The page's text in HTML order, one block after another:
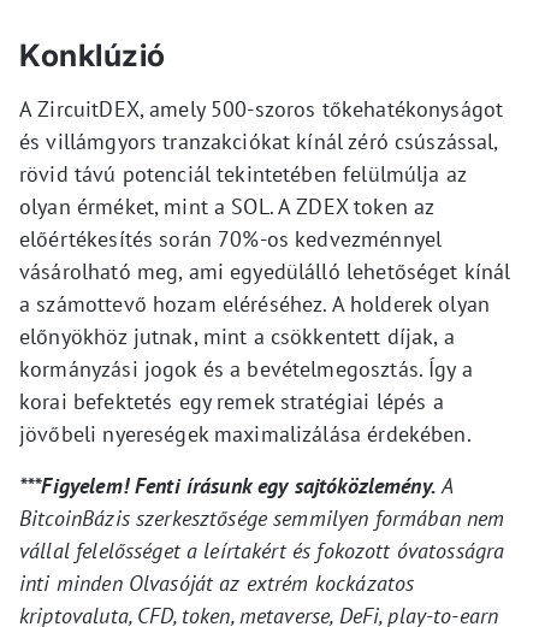
Konklúzió
A ZircuitDEX, amely 500-szoros tőkehatékonyságot
és villámgyors tranzakciókat kínál zéró csúszással,
rövid távú potenciál tekintetében felülmúlja az
olyan érméket, mint a SOL. A ZDEX token az
előértékesítés során 70%-os kedvezménnyel
vásárolható meg, ami egyedülálló lehetőséget kínál
a számottevő hozam eléréséhez. A holderek olyan
előnyökhöz jutnak, mint a csökkentett díjak, a
kormányzási jogok és a bevételmegosztás. Így a
korai befektetés egy remek stratégiai lépés a
jövőbeli nyereségek maximalizálása érdekében.
***Figyelem! Fenti írásunk egy sajtóközlemény.A
BitcoinBázis szerkesztősége semmilyen formában nem
vállal felelősséget a leírtakért és fokozott óvatosságra
inti minden Olvasóját az extrém kockázatos
kriptovaluta, CFD, token, metaverse, DeFi, play-to-earn